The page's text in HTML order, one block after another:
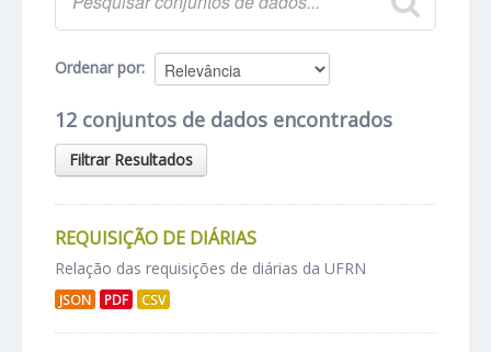
Ordenar por
12 conjuntos de dados encontrados
Filtrar Resultados
REQUISIÇÃO DE DIÁRIAS
Relação das requisições de diárias da UFRN
JSON PDF CSV